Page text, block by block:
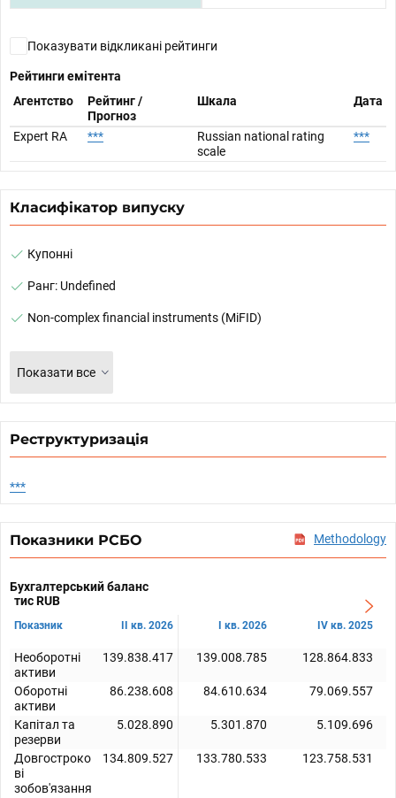
Показувати відкликані рейтинги
Рейтинги емітента
Агентство
Рейтинг /
Прогноз
Шкала Дата
Expert RA ***
Russian national rating
scale
***
Класифікатор випуску
Купонні
Ранг: Undefined
Non-complex financial instruments (MiFID)
Показати все
Реструктуризація
***
Показники РСБО Methodology
Бухгалтерський баланс
тис RUB
Показник II кв. 2026 I кв. 2026 IV кв. 2025
Необоротні
активи
139.838.417 139.008.785 128.864.833
Оборотні
активи
86.238.608 84.610.634 79.069.557
Капітал та
резерви
5.028.890 5.301.870 5.109.696
Довгостроко
ві
зобов'язання
134.809.527 133.780.533 123.758.531